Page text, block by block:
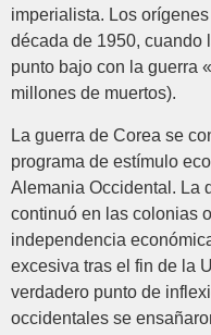
imperialista. Los
década de 1950, cuando
punto bajo con la guerra
millones de muertos).
La guerra de Corea se
programa de estímulo
Alemania Occidental. La
continuó en las colonias
independencia
excesiva tras el fin de la
verdadero punto de
occidentales se